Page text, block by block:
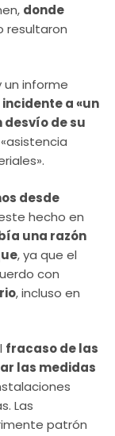
donde
resultaron
un informe
a «un
de su
desde
hecho en
una razón
, ya que el
con
, incluso en
fracaso de las
las medidas
Las
patrón